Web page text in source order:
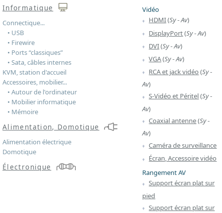
Vidéo
HDMI(Sy-Av)
DisplayPort(Sy-Av)
DVI(Sy-Av)
VGA(Sy-Av)
RCA et jack vidéo (Sy-
Av)
S-Vidéo et Péritel(Sy-
Av)
Coaxial antenne(Sy-
Av)
Caméra de surveillance
Écran, Accessoire vidéo
Rangement AV
Support écran plat sur
pied
Support écran plat sur
Informatique
Connectique...
• USB
• Firewire
• Ports “classiques”
• Sata, câbles internes
KVM, station d'accueil
Accessoires, mobilier...
• Autour de l'ordinateur
• Mobilier informatique
• Mémoire
Alimentation, Domotique
Alimentation électrique
Domotique
Électronique